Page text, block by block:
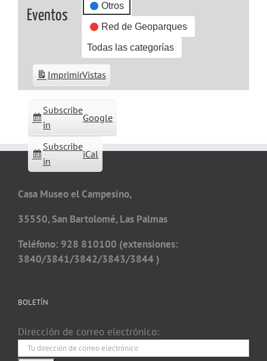
Eventos
Otros
Red de Geoparques
Todas las categorías
Subscribe
in
Google
Subscribe
in
iCal
ImprimirVistas
Casa Museo el Campesino,
35550, San Bartolomé, Las Palmas
Teléfono: 928 810100 (extensiones:
3840/3841/3842/3843/3844 )
BOLETÍN
Dirección de correo electrónico: